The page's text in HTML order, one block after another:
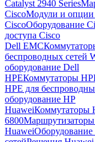
Catalyst 2940 Series
CiscoМодули и опции
CiscoОборудование
доступа Cisco
Dell EMC
беспроводных сетей
оборудование Dell
HPEКоммутаторы
HPE для
оборудование HP
HuaweiКоммутаторы
6800
Huawei